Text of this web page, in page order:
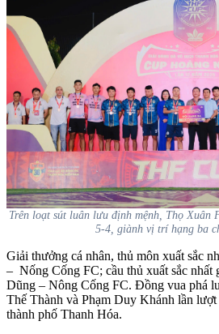
Trên loạt sút luân lưu định mệnh, Thọ Xuân
5-4, giành vị trí hạng ba
Giải thưởng cá nhân, thủ môn xuất sắc
– Nống Cống FC; cầu thủ xuất sắc nhất
Dũng – Nông Cống FC. Đồng vua phá
Thế Thành và Phạm Duy Khánh lần
thành phố Thanh Hóa.